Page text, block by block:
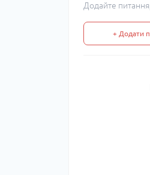
Додайте
+ Додати